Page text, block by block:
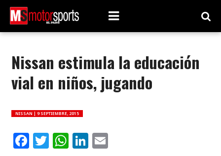
Nissan estimula la educación
vial en niños, jugando
NISSAN | 9 SEPTIEMBRE, 2015
Facebook
Twitter
WhatsApp
LinkedIn
Email